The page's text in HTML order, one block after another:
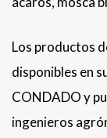
Los productos
disponibles en
CONDADO y
ingenieros